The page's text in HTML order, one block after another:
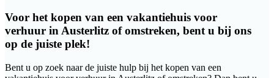
Voor het kopen van een vakantiehuis voor
verhuur in Austerlitz of omstreken, bent u bij ons
op de juiste plek!
Bent u op zoek naar de juiste hulp bij het kopen van een